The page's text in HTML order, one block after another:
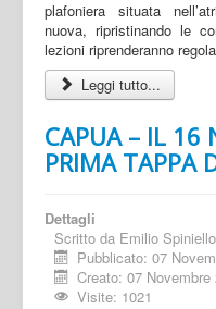
plafoniera situata
nuova, ripristinando le
lezioni riprenderanno
Leggi tutto...
CAPUA – IL 16
PRIMA TAPPA
Dettagli
Scritto da Emilio Spiniello
Pubblicato: 07
Creato: 07 Novembre
Visite: 1021